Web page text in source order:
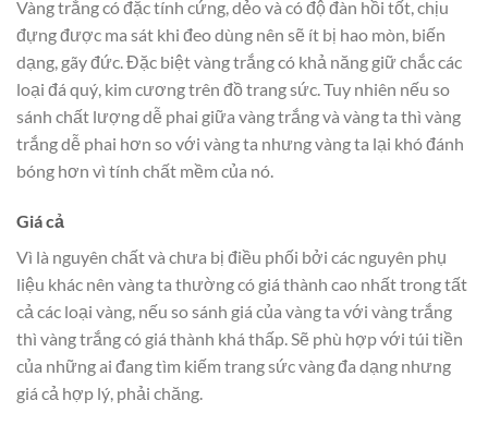
Vàng trắng có đặc tính cứng, dẻo và có độ đàn hồi tốt, chịu
đựng được ma sát khi đeo dùng nên sẽ ít bị hao mòn, biến
dạng, gãy đức. Đặc biệt vàng trắng có khả năng giữ chắc các
loại đá quý, kim cương trên đồ trang sức. Tuy nhiên nếu so
sánh chất lượng dễ phai giữa vàng trắng và vàng ta thì vàng
trắng dễ phai hơn so với vàng ta nhưng vàng ta lại khó đánh
bóng hơn vì tính chất mềm của nó.
Giá cả
Vì là nguyên chất và chưa bị điều phối bởi các nguyên phụ
liệu khác nên vàng ta thường có giá thành cao nhất trong tất
cả các loại vàng, nếu so sánh giá của vàng ta với vàng trắng
thì vàng trắng có giá thành khá thấp. Sẽ phù hợp với túi tiền
của những ai đang tìm kiếm trang sức vàng đa dạng nhưng
giá cả hợp lý, phải chăng.